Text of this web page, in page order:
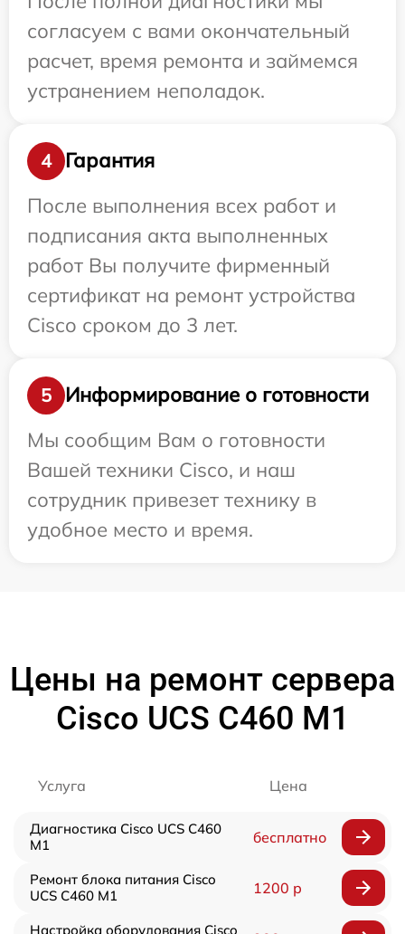
согласуем с вами окончательный
расчет, время ремонта и займемся
устранением неполадок.
4
Гарантия
После выполнения всех работ и
подписания акта выполненных
работ Вы получите фирменный
сертификат на ремонт устройства
Cisco сроком до 3 лет.
5
Информирование о готовности
Мы сообщим Вам о готовности
Вашей техники Cisco, и наш
сотрудник привезет технику в
удобное место и время.
Цены на ремонт сервера
Cisco UCS C460 M1
Услуга Цена
Диагностика Cisco UCS C460
M1
бесплатно
Ремонт блока питания Cisco
UCS C460 M1
1200 р
Настройка оборудования Cisco